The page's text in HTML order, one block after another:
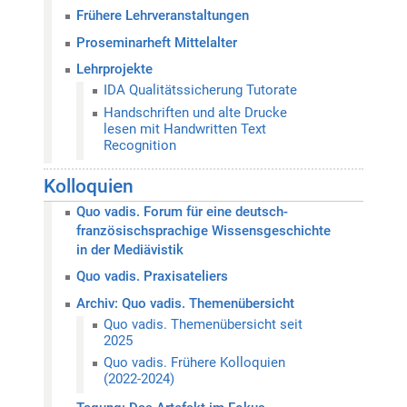
Frühere Lehrveranstaltungen
Proseminarheft Mittelalter
Lehrprojekte
IDA Qualitätssicherung Tutorate
Handschriften und alte Drucke
lesen mit Handwritten Text
Recognition
Kolloquien
Quo vadis. Forum für eine deutsch-
französischsprachige Wissensgeschichte
in der Mediävistik
Quo vadis. Praxisateliers
Archiv: Quo vadis. Themenübersicht
Quo vadis. Themenübersicht seit
2025
Quo vadis. Frühere Kolloquien
(2022-2024)